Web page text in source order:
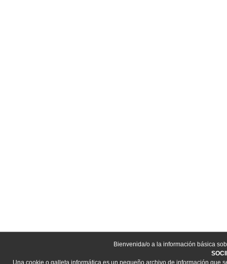
Bienvenida/o a la información básica
Una cookie o galleta informática es un pequeño archivo de información que